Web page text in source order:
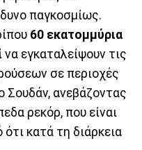
παγκοσμίως.
60 εκατομμύρια
να εγκαταλείψουν τις
σε περιοχές
Σουδάν, ανεβάζοντας
ρεκόρ, που είναι
κατά τη διάρκεια